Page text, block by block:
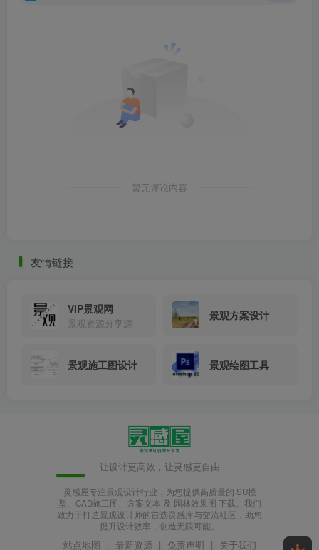
暂无评论内容
友情链接
VIP景观网
景观资源分享源
景观方案设计
景观施工图设计 景观绘图工具
让设计更高效，让灵感更自由
灵感屋专注景观设计行业，为您提供高质量的 SU模
型、CAD施工图、方案文本 及 园林效果图 下载。我们
致力于打造景观设计师的首选灵感库与交流社区，助您
提升设计效率，创造无限可能。
站点地图 | 最新资源 | 免责声明 | 关于我们